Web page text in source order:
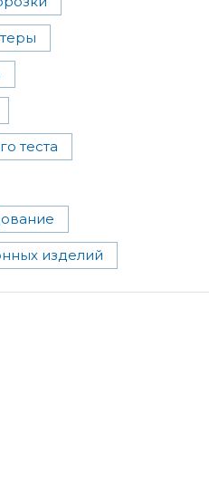
теста
изделий